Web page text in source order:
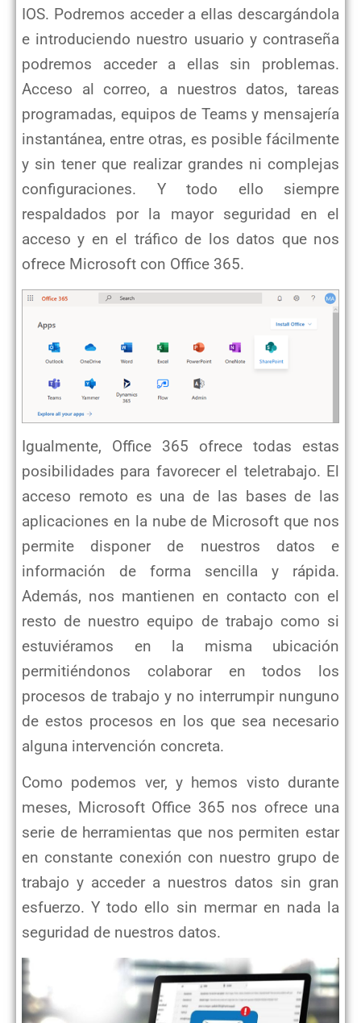
IOS. Podremos acceder a ellas descargándola
e introduciendo nuestro usuario y contraseña
podremos acceder a ellas sin problemas.
Acceso al correo, a nuestros datos, tareas
programadas, equipos de Teams y mensajería
instantánea, entre otras, es posible fácilmente
y sin tener que realizar grandes ni complejas
configuraciones. Y todo ello siempre
respaldados por la mayor seguridad en el
acceso y en el tráfico de los datos que nos
ofrece Microsoft con Office 365.
Igualmente, Office 365 ofrece todas estas
posibilidades para favorecer el teletrabajo. El
acceso remoto es una de las bases de las
aplicaciones en la nube de Microsoft que nos
permite disponer de nuestros datos e
información de forma sencilla y rápida.
Además, nos mantienen en contacto con el
resto de nuestro equipo de trabajo como si
estuviéramos en la misma ubicación
permitiéndonos colaborar en todos los
procesos de trabajo y no interrumpir nunguno
de estos procesos en los que sea necesario
alguna intervención concreta.
Como podemos ver, y hemos visto durante
meses, Microsoft Office 365 nos ofrece una
serie de herramientas que nos permiten estar
en constante conexión con nuestro grupo de
trabajo y acceder a nuestros datos sin gran
esfuerzo. Y todo ello sin mermar en nada la
seguridad de nuestros datos.